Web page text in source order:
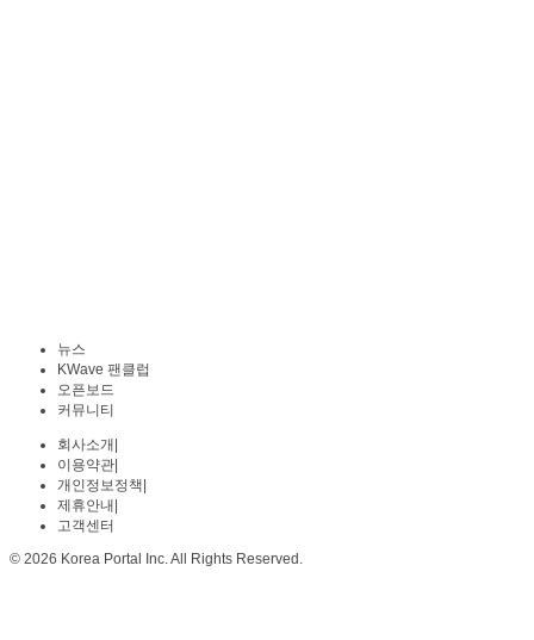
뉴스
KWave 팬클럽
오픈보드
커뮤니티
회사소개
이용약관
개인정보정책
제휴안내
고객센터
© 2026 Korea Portal Inc. All Rights Reserved.